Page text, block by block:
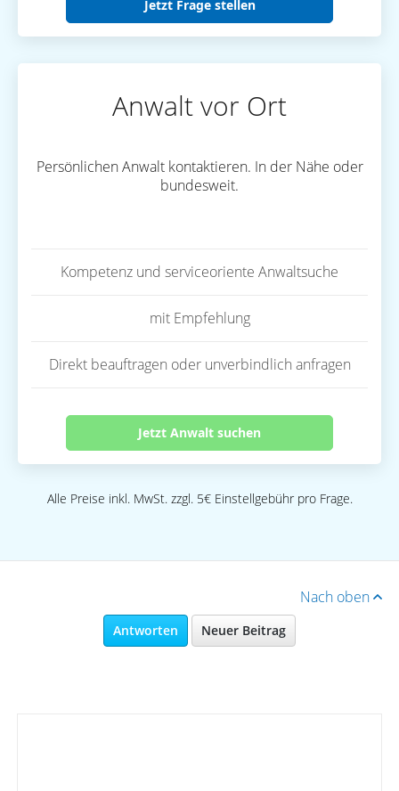
Jetzt Frage stellen
Anwalt vor Ort
Persönlichen Anwalt kontaktieren. In der Nähe oder
bundesweit.
Kompetenz und serviceoriente Anwaltsuche
mit Empfehlung
Direkt beauftragen oder unverbindlich anfragen
Jetzt Anwalt suchen
Alle Preise inkl. MwSt. zzgl. 5€ Einstellgebühr pro Frage.
Nach oben
Antworten Neuer Beitrag